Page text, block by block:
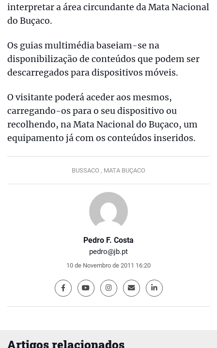
Pedro F. Costa
pedro@jb.pt
10 de Novembro de 2011 16:20
interpretar a área circundante da Mata Nacional
do Buçaco.
Os guias multimédia baseiam-se na
disponibilização de conteúdos que podem ser
descarregados para dispositivos móveis.
O visitante poderá aceder aos mesmos,
carregando-os para o seu dispositivo ou
recolhendo, na Mata Nacional do Buçaco, um
equipamento já com os conteúdos inseridos.
BUSSACO , MATA BUÇACO
Artigos relacionados